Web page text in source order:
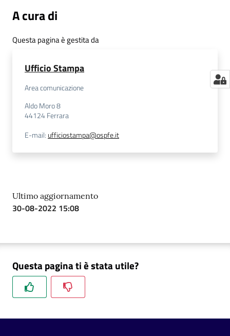
t
a
s
r
e
e
Fornitori
A cura di
Questa pagina è gestita da
Ufficio Stampa
Area comunicazione
Aldo Moro 8
44124Ferrara
E-mail: ufficiostampa@ospfe.it
Ultimo aggiornamento
30-08-2022 15:08
Questa pagina ti è stata utile?